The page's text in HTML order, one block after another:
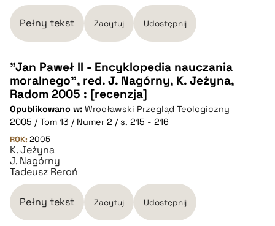
Pełny tekst Zacytuj Udostępnij
CZYSTY TEKST
pobierz cytat
BIBTEX
pobierz cytat
"Jan Paweł II - Encyklopedia nauczania
moralnego", red. J. Nagórny, K. Jeżyna,
Radom 2005 : [recenzja]
Opublikowano w: Wrocławski Przegląd Teologiczny
2005 / Tom 13 / Numer 2 / s. 215 - 216
ROK: 2005
K. Jeżyna
J. Nagórny
Tadeusz Reroń
Pełny tekst Zacytuj Udostępnij